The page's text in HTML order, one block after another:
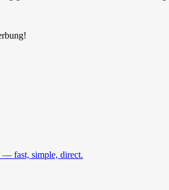
— fast, simple, direct.